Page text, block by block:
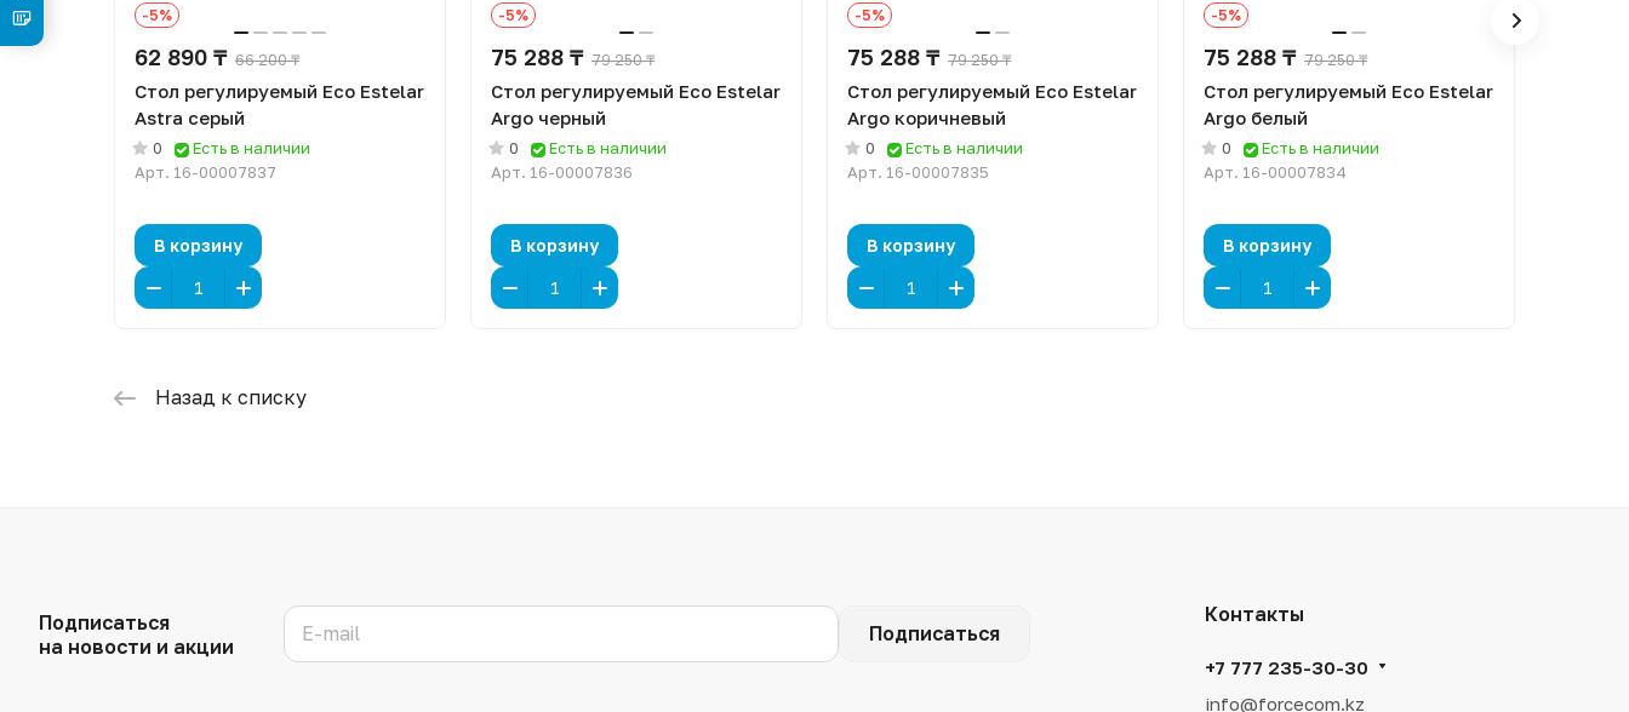
-5%
62 890 ₸ 66 200 ₸
Стол регулируемый Eco Estelar
Astra серый
0
Есть в наличии
Арт. 16-00007837
В корзину
-5%
75 288 ₸ 79 250 ₸
Стол регулируемый Eco Estelar
Argo черный
0
Есть в наличии
Арт. 16-00007836
В корзину
-5%
75 288 ₸ 79 250 ₸
Стол регулируемый Eco Estelar
Argo коричневый
0
Есть в наличии
Арт. 16-00007835
В корзину
-5%
75 288 ₸ 79 250 ₸
Стол регулируемый Eco Estelar
Argo белый
0
Есть в наличии
Арт. 16-00007834
В корзину
Назад к списку
Подписаться
на новости и акции
Подписаться
Контакты
+7 777 235-30-30
info@forcecom.kz